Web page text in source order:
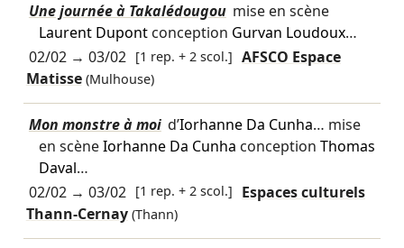
Une journée à Takalédougou mise en scène
Laurent Dupontconception Gurvan Loudoux…
02/02→ 03/02 [1 rep. + 2 scol.] AFSCO Espace
Matisse (Mulhouse)
Mon monstre à moi d’Iorhanne Da Cunha… mise
en scèneIorhanne Da Cunha conception Thomas
Daval…
02/02→ 03/02 [1 rep. + 2 scol.]
Espaces culturels
Thann-Cernay (Thann)